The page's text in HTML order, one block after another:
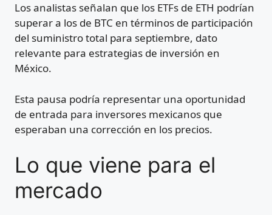
Los analistas señalan que los ETFs de ETH podrían
superar a los de BTC en términos de participación
del suministro total para septiembre, dato
relevante para estrategias de inversión en
México.
Esta pausa podría representar una oportunidad
de entrada para inversores mexicanos que
esperaban una corrección en los precios.
Lo que viene para el
mercado